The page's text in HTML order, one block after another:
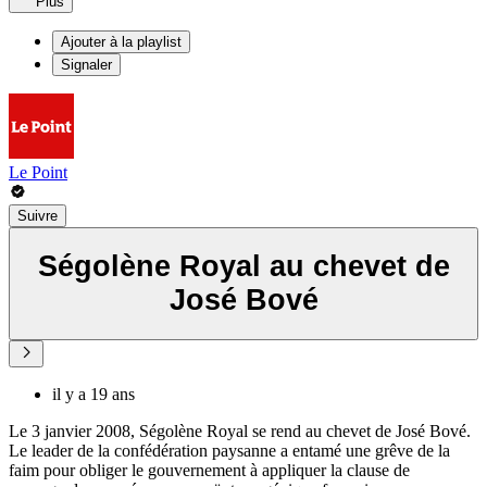
Ajouter à la playlist
Signaler
Le Point
Suivre
Ségolène Royal au chevet de
José Bové
il y a 19 ans
Le 3 janvier 2008, Ségolène Royal se rend au chevet de José Bové.
Le leader de la confédération paysanne a entamé une grêve de la
faim pour obliger le gouvernement à appliquer la clause de